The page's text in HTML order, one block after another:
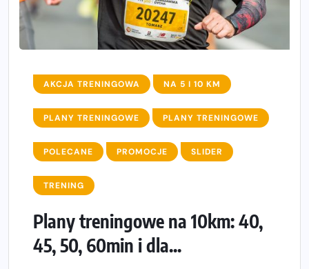
AKCJA TRENINGOWA NA 5 I 10 KM
PLANY TRENINGOWE PLANY TRENINGOWE
POLECANE PROMOCJE SLIDER
TRENING
Plany treningowe na 10km: 40,
45, 50, 60min i dla...